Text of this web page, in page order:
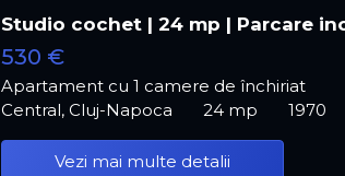
Studio cochet | 24 mp | Parcare
530 €
Apartament cu 1 camere de închiriat
Central, Cluj-Napoca
24 mp 1970
Vezi mai multe detalii